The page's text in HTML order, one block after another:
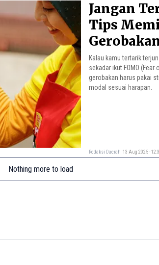
Jangan
Tips
Kalau kamu tertarik
sekadar ikut FOMO
gerobakan harus pakai
modal sesuai harapan.
Redaksi Daerah 13 Aug 2025 -
Nothing more to load